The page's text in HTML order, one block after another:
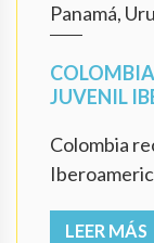
Panamá,
JUVENIL
Colombia
LEER MÁS